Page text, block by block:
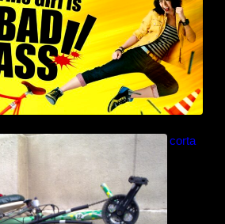
construir una bicicleta reclinada corta
paso